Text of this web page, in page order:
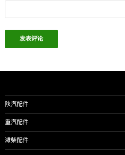
陕汽配件
重汽配件
潍柴配件